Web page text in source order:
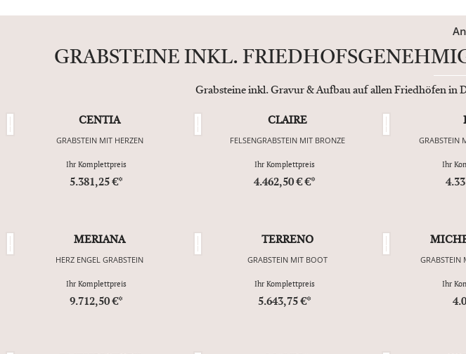
GRABSTEINE INKL.
Grabsteine inkl. Gravur & Aufbau auf allen Friedhöfen in
CENTIA
GRABSTEIN MIT HERZEN
Ihr Komplettpreis
5.381,25 €*
CLAIRE
FELSENGRABSTEIN MIT BRONZE
Ihr Komplettpreis
4.462,50 € €*
GRABSTEIN
Ihr
MERIANA
HERZ ENGEL GRABSTEIN
Ihr Komplettpreis
9.712,50 €*
TERRENO
GRABSTEIN MIT BOOT
Ihr Komplettpreis
5.643,75 €*
GRABSTEIN
Ihr